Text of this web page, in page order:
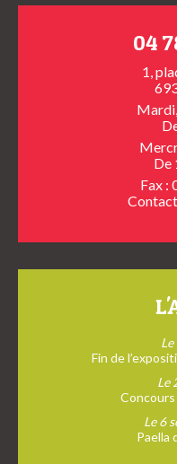
04
1,
De
Fax :
Fin de
Le
Le 6
Paella